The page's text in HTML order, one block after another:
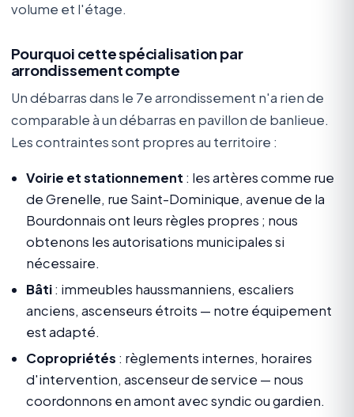
volume et l'étage.
Pourquoi cette spécialisation par
arrondissement compte
Un débarras dans le 7e arrondissement n'a rien de
comparable à un débarras en pavillon de banlieue.
Les contraintes sont propres au territoire :
Voirie et stationnement : les artères comme rue
de Grenelle, rue Saint-Dominique, avenue de la
Bourdonnais ont leurs règles propres ; nous
obtenons les autorisations municipales si
nécessaire.
Bâti: immeubles haussmanniens, escaliers
anciens, ascenseurs étroits — notre équipement
est adapté.
Copropriétés : règlements internes, horaires
d'intervention, ascenseur de service — nous
coordonnons en amont avec syndic ou gardien.